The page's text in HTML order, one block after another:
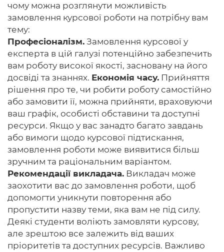
чому можна розглянути можливість
замовлення курсової роботи на потрібну вам
тему:
Професіоналізм. Замовлення курсової у
експерта в цій галузі потенційно забезпечить
вам роботу високої якості, засновану на його
досвіді та знаннях. Економія часу. Прийняття
рішення про те, чи робити роботу самостійно
або замовити її, можна прийняти, враховуючи
ваш графік, особисті обставини та доступні
ресурси. Якщо у вас занадто багато завдань
або вимоги щодо курсової підтискання,
замовлення роботи може виявитися більш
зручним та раціональним варіантом.
Рекомендації викладача. Викладач може
заохотити вас до замовлення роботи, щоб
допомогти уникнути повторення або
пропустити назву теми, яка вам не під силу.
Деякі студенти воліють замовляти курсову,
але зрештою все залежить від ваших
пріоритетів та доступних ресурсів. Важливо